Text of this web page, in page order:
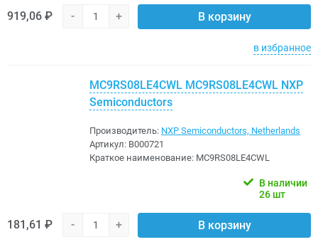
919,06 ₽ - + В корзину
в избранное
MC9RS08LE4CWL MC9RS08LE4CWL NXP
Semiconductors
Производитель: NXP Semiconductors, Netherlands
Артикул: B000721
Краткое наименование: MC9RS08LE4CWL
В наличии
26 шт
181,61 ₽ - + В корзину